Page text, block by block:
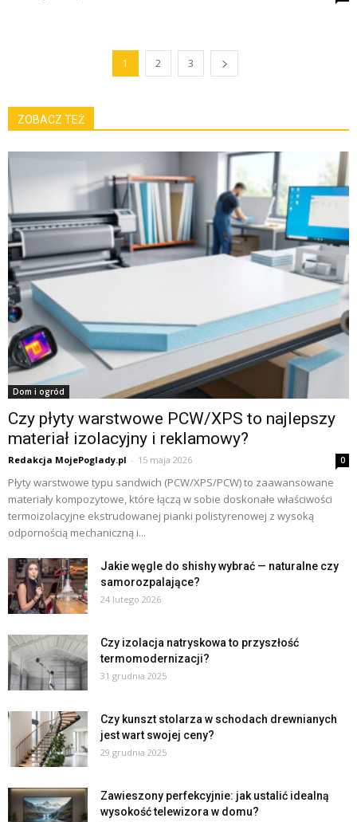
1 2 3
ZOBACZ TEŻ
Dom i ogród
Czy płyty warstwowe PCW/XPS to najlepszy
materiał izolacyjny i reklamowy?
Redakcja MojePoglady.pl - 15 maja 2026 0
Płyty warstwowe typu sandwich (PCW/XPS/PCW) to zaawansowane
materiały kompozytowe, które łączą w sobie doskonałe właściwości
termoizolacyjne ekstrudowanej pianki polistyrenowej z wysoką
odpornością mechaniczną i...
Jakie węgle do shishy wybrać — naturalne czy
samorozpalające?
24 lutego 2026
Czy izolacja natryskowa to przyszłość
termomodernizacji?
31 grudnia 2025
Czy kunszt stolarza w schodach drewnianych
jest wart swojej ceny?
29 grudnia 2025
Zawieszony perfekcyjnie: jak ustalić idealną
wysokość telewizora w domu?